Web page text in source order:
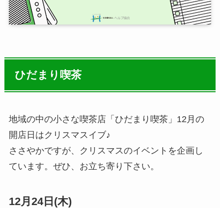
ひだまり喫茶
地域の中の小さな喫茶店「ひだまり喫茶」12月の
開店日はクリスマスイブ♪
ささやかですが、クリスマスのイベントを企画し
ています。ぜひ、お立ち寄り下さい。
12月24日(木)